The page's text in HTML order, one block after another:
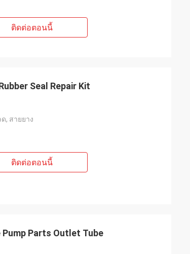
ติดต่อตอนนี้
Seal Repair Kit
, สายยาง
ติดต่อตอนนี้
Pump Parts Outlet Tube